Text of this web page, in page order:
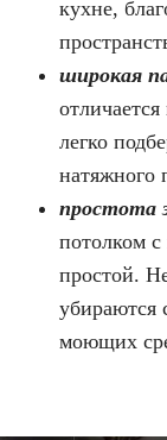
кухне,
широкая
легко
натяжного
простота
потолком с
простой.
убираются
моющих